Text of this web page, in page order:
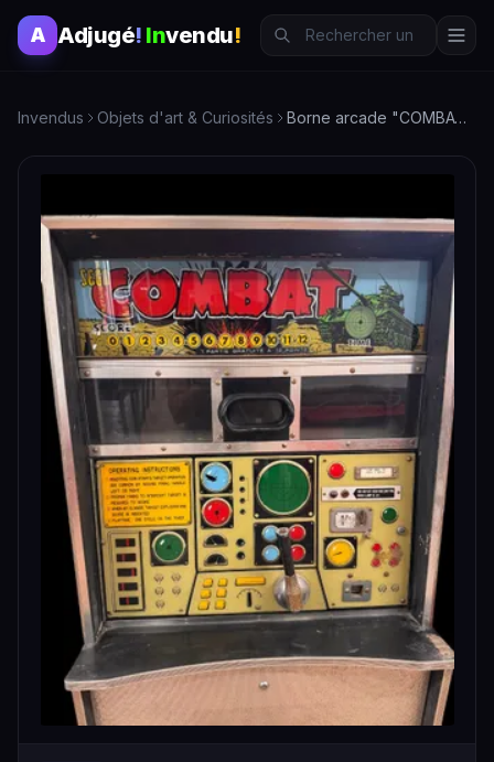
A Adjugé! Invendu!
Invendus Objets d'art & Curiosités Borne arcade "COMBAT" SEGA année 1969.